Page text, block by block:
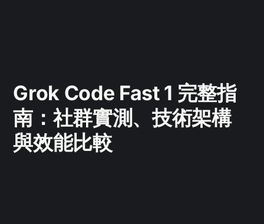
Grok Code Fast 1 完整指
南：社群實測、技術架構
與效能比較